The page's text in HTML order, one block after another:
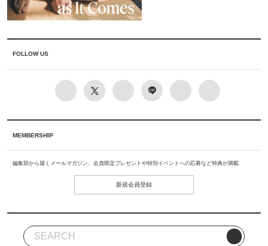
FOLLOW US
MEMBERSHIP
編集部から届くメールマガジン、会員限定プレゼントや特別イベントへの応募など特典が満載
新規会員登録